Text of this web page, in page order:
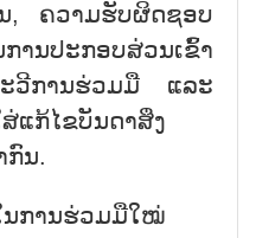
ນ, ຄວາມຮັບຜິດຊອບ
ນປະກອບສ່ວນເຂົ້າ
ວີການຮ່ວມມື ແລະ
ແກ້ໄຂບັນດາສິ່ງ
ກົນ.
ນການຮ່ວມມືໃໝ່